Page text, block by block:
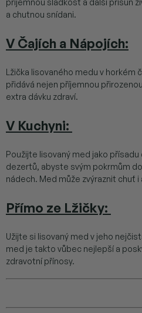
příjemnou sladkost a další přísun
a chutnou snídani.
V Čajích a Nápojích:
Lžička lisovaného medu v horkém
přidává nejen příjemnou
extra dávku zdraví.
V Kuchyni:
Použijte lisovaný med jako
dezertů, abyste svým pokrmům
nádech. Med může zvýraznit chuť
Přímo ze Lžičky:
Užijte si lisovaný med v jeho
med je takto vůbec nejlepší a
zdravotní přínosy.